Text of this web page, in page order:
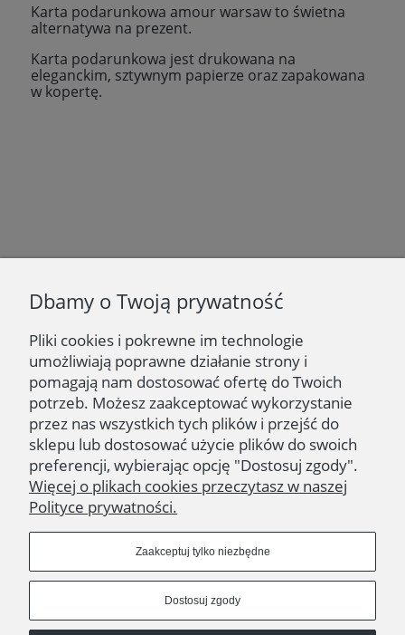
Karta podarunkowa amour warsaw to świetna
alternatywa na prezent.
Karta podarunkowa jest drukowana na
eleganckim, sztywnym papierze oraz zapakowana
w kopertę.
Newsletter
Podaj swój adres e-mail, jeżeli chcesz otrzymywać
informacje o nowościach i promocjach.
Zapisz się
NAWIGACJA | NAVIGATION
OBSŁUGA KLIENTA | CUSTOMER SERVICE
ZNAJDŹ NAS | FIND US
Dbamy o Twoją prywatność
Pliki cookies i pokrewne im technologie
umożliwiają poprawne działanie strony i
pomagają nam dostosować ofertę do Twoich
potrzeb. Możesz zaakceptować wykorzystanie
przez nas wszystkich tych plików i przejść do
sklepu lub dostosować użycie plików do swoich
preferencji, wybierając opcję "Dostosuj zgody".
Więcej o plikach cookies przeczytasz w naszej
Polityce prywatności.
Zaakceptuj tylko niezbędne
Dostosuj zgody